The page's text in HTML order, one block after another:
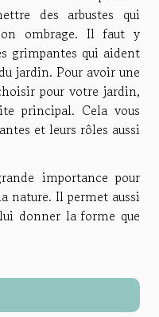
des arbustes qui
ombrage. Il faut y
grimpantes qui aident
jardin. Pour avoir une
pour votre jardin,
principal. Cela vous
et leurs rôles aussi
importance pour
nature. Il permet aussi
donner la forme que